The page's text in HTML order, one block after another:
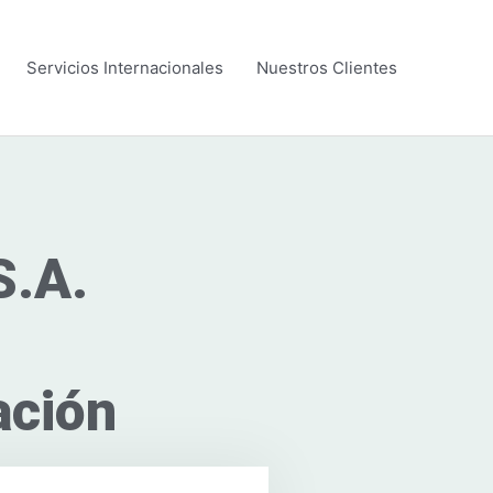
Servicios Internacionales Nuestros Clientes